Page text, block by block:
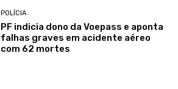
POLÍCIA
PF indicia dono da Voepass e aponta
falhas graves em acidente aéreo
com 62 mortes